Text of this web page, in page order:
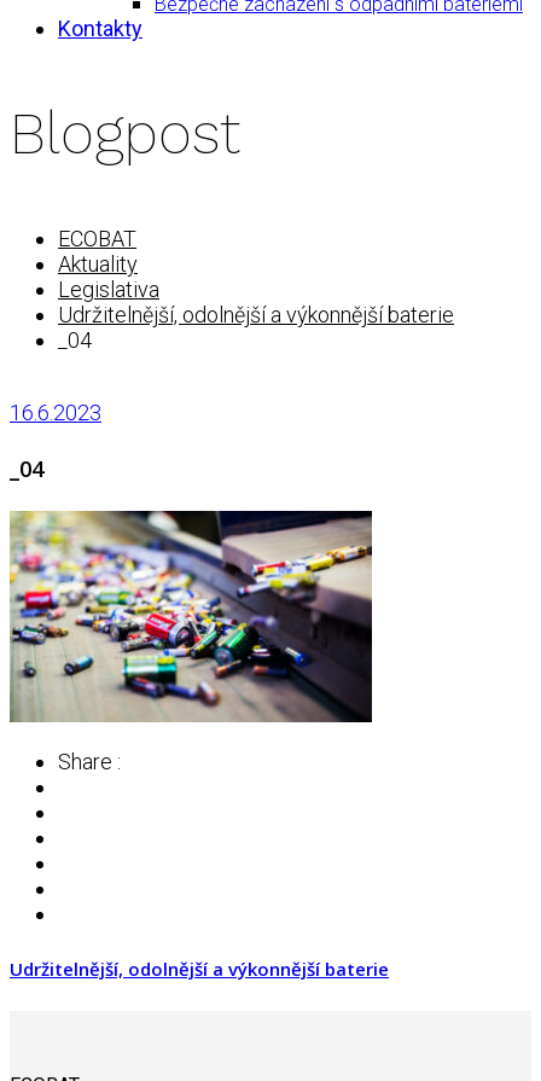
Kontakty
Blogpost
ECOBAT
Aktuality
Legislativa
Udržitelnější, odolnější a výkonnější baterie
_04
16.6.2023
_04
Share :
Udržitelnější, odolnější a výkonnější baterie